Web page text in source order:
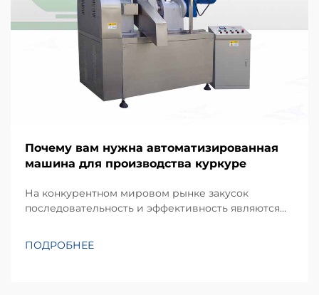
Почему вам нужна автоматизированная
машина для производства куркуре
На конкурентном мировом рынке закусок
последовательность и эффективность являются
популярный вид экструдированных кукурузных
ПОДРОБНЕЕ